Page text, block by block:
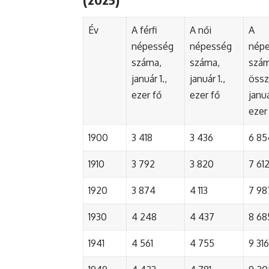
Év
A férfi
népesség
száma,
január 1.,
ezer fő
A női
népesség
száma,
január 1.,
ezer fő
A
1900 3 418 3 436 6
1910 3 792 3 820 7 612
1920 3 874 4 113 7
1930 4 248 4 437 8
1941 4 561 4 755 9 316